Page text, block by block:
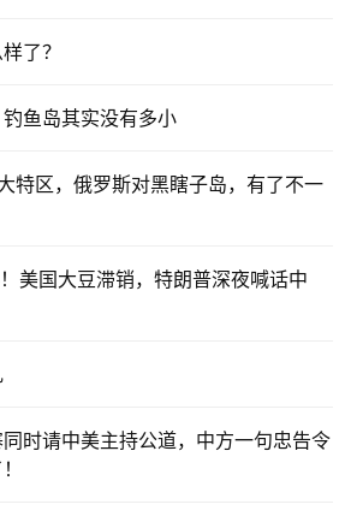
了？
鱼岛其实没有多小
特区，俄罗斯对黑瞎子岛，有了不一
美国大豆滞销，特朗普深夜喊话中
时请中美主持公道，中方一句忠告令